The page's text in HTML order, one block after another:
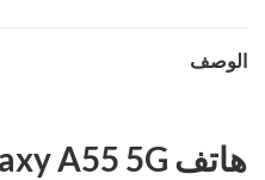
الوصف
هاتف SAMSUNG Galaxy A55 5G